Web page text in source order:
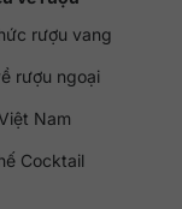
rượu vang
rượu ngoại
Nam
Cocktail